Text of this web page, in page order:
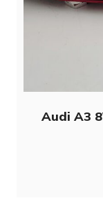
Audi A3